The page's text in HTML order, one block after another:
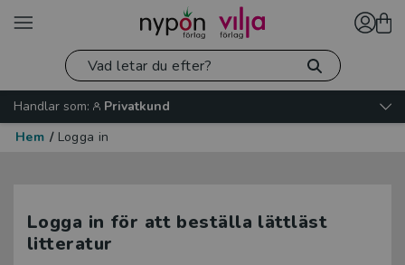
Handlar som:
Privatkund
Hem / Logga in
Logga in för att beställa lättläst
litteratur